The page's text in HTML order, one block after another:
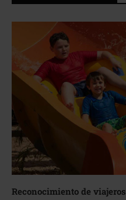
Reconocimiento de viajeros